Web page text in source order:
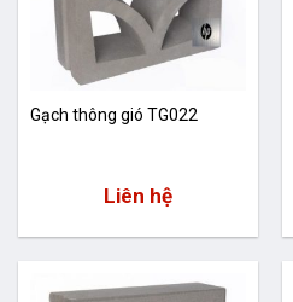
Gạch thông gió TG022
Liên hệ